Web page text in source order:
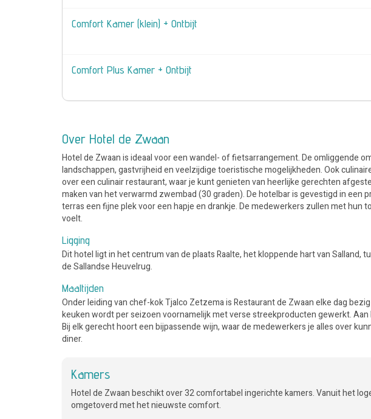
Comfort Kamer (klein) + Ontbijt
Comfort Plus Kamer + Ontbijt
Over Hotel de Zwaan
Hotel de Zwaan is ideaal voor een wandel- of fietsarrangement. De omliggende
landschappen, gastvrijheid en veelzijdige toeristische mogelijkheden. Ook
over een culinair restaurant, waar je kunt genieten van heerlijke gerechten
maken van het verwarmd zwembad (30 graden). De hotelbar is gevestigd in een
terras een fijne plek voor een hapje en drankje. De medewerkers zullen met hun
voelt.
Ligging
Dit hotel ligt in het centrum van de plaats Raalte, het kloppende hart van Salland,
de Sallandse Heuvelrug.
Maaltijden
Onder leiding van chef-kok Tjalco Zetzema is Restaurant de Zwaan elke dag
keuken wordt per seizoen voornamelijk met verse streekproducten gewerkt.
Bij elk gerecht hoort een bijpassende wijn, waar de medewerkers je alles over
diner.
Kamers
Hotel de Zwaan beschikt over 32 comfortabel ingerichte kamers. Vanuit het
omgetoverd met het nieuwste comfort.